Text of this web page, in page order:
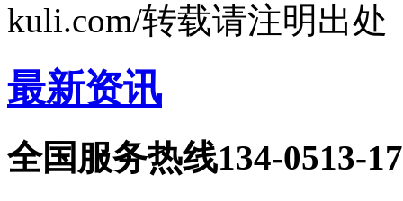
kuli.com/转载请注明出处
最新资讯
全国服务热线134-0513-